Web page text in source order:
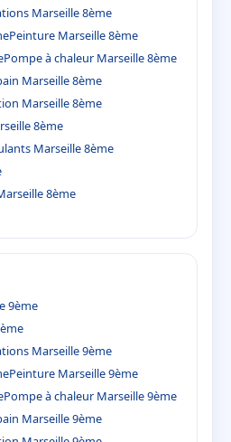
Marseille 8ème
Peinture Marseille 8ème
Pompe à chaleur Marseille 8ème
Marseille 8ème
Marseille 8ème
8ème
Marseille 8ème
8ème
9ème
Marseille 9ème
Peinture Marseille 9ème
Pompe à chaleur Marseille 9ème
Marseille 9ème